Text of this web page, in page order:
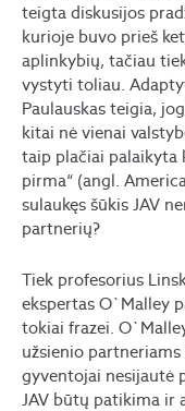
teigta diskusijos
kurioje buvo prieš
aplinkybių, tačiau
vystyti toliau.
Paulauskas teigia,
kitai nė vienai
taip plačiai palaikyta
pirma“ (angl.
sulaukęs šūkis JAV
partnerių?
Tiek profesorius
ekspertas O`Malley
tokiai frazei.
užsienio
gyventojai nesijautė
JAV būtų patikima ir